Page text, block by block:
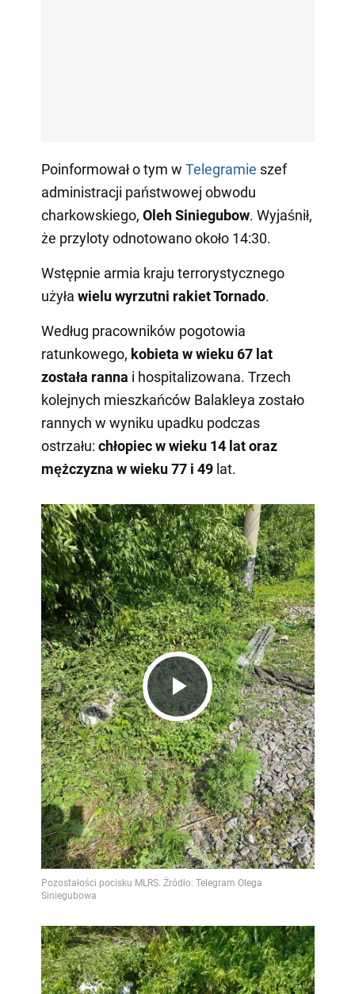
Poinformował o tym w Telegramie szef
administracji państwowej obwodu
charkowskiego, Oleh Siniegubow. Wyjaśnił,
że przyloty odnotowano około 14:30.
Wstępnie armia kraju terrorystycznego
użyła wielu wyrzutni rakiet Tornado.
Według pracowników pogotowia
ratunkowego, kobieta w wieku 67 lat
została ranna i hospitalizowana. Trzech
kolejnych mieszkańców Balakleya zostało
rannych w wyniku upadku podczas
ostrzału: chłopiec w wieku 14 lat oraz
mężczyzna w wieku 77 i 49lat.
Play
Video